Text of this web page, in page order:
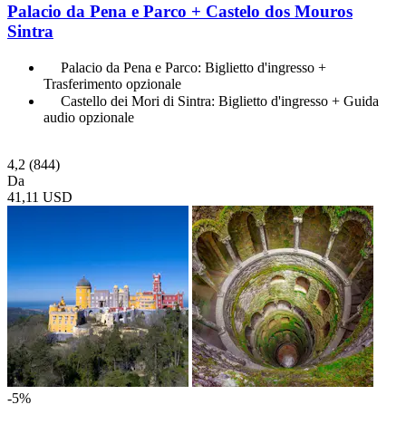
Palacio da Pena e Parco + Castelo dos Mouros
Sintra
Palacio da Pena e Parco: Biglietto d'ingresso +
Trasferimento opzionale
Castello dei Mori di Sintra: Biglietto d'ingresso + Guida
audio opzionale
4,2 (844)
Da
41,11 USD
-5%